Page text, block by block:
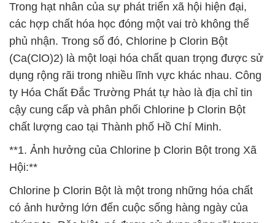
Trong hạt nhân của sự phát triển xã hội hiện đại,
các hợp chất hóa học đóng một vai trò không thể
phủ nhận. Trong số đó, Chlorine þ Clorin Bột
(Ca(ClO)2) là một loại hóa chất quan trọng được sử
dụng rộng rãi trong nhiều lĩnh vực khác nhau. Công
ty Hóa Chất Đắc Trường Phát tự hào là địa chỉ tin
cậy cung cấp và phân phối Chlorine þ Clorin Bột
chất lượng cao tại Thành phố Hồ Chí Minh.
**1. Ảnh hưởng của Chlorine þ Clorin Bột trong Xã
Hội:**
Chlorine þ Clorin Bột là một trong những hóa chất
có ảnh hưởng lớn đến cuộc sống hàng ngày của